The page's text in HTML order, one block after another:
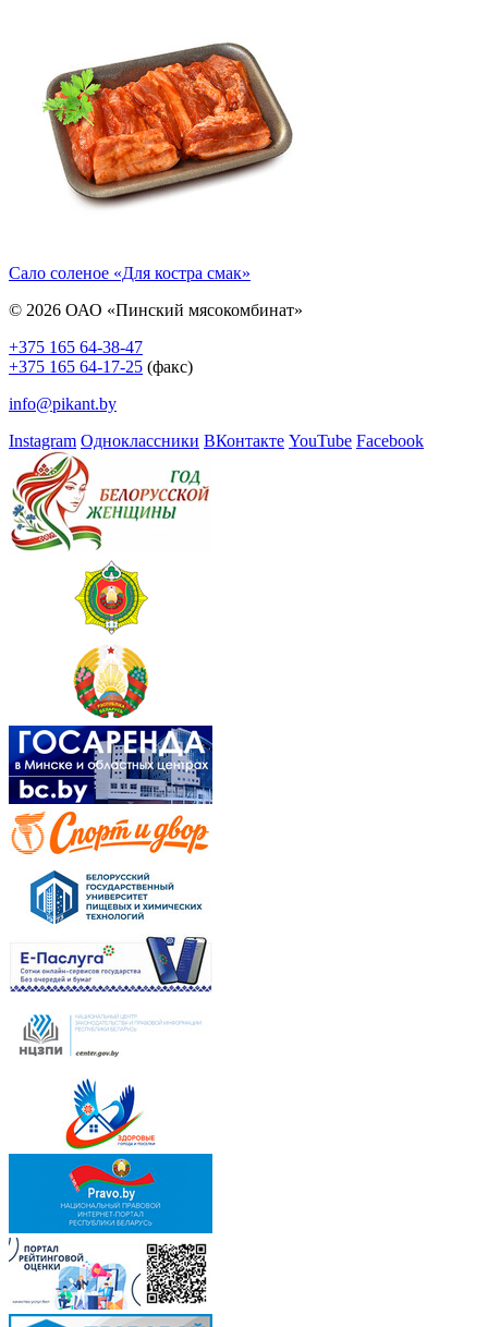
Сало соленое «Для костра смак»
© 2026 ОАО «Пинский мясокомбинат»
+375 165 64-38-47
+375 165 64-17-25 (факс)
info@pikant.by
Instagram Одноклассники ВКонтакте YouTube Facebook